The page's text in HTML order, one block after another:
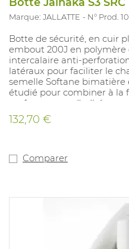
Marque: JALLATTE N° Prod.
Botte de sécurité, en cuir
embout 200J en polymère
intercalaire anti-
latéraux pour faciliter le
semelle Softane bimatière
étudié pour combiner à la
performances
résiste au contact des
équipée de l'absorbeur de
132,70 €
Comparer